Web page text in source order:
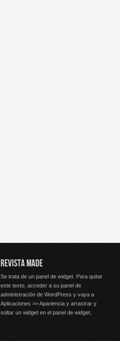
REVISTA MADE
Se trata de un panel de widget. Para quitar
este texto, acceder a su panel de
administración de WordPress y vaya a
Aplicaciones >> Apariencia y arrastrar y
soltar un widget en el panel de widget.